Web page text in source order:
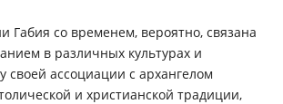
Габия со временем, вероятно, связана
в различных культурах и
своей ассоциации с архангелом
и христианской традиции,